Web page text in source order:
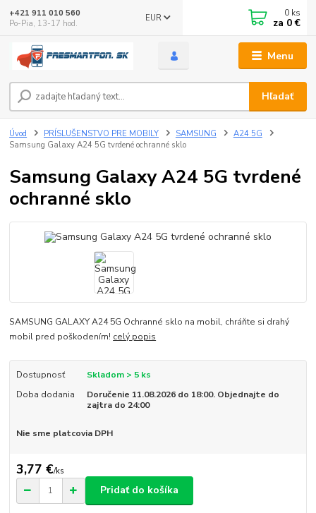
Menu
EUR
Hľadať
+421 911 010 560
Po-Pia, 13-17 hod.
0 ks
za 0 €
Úvod PRÍSLUŠENSTVO PRE MOBILY SAMSUNG
A24 5G
Samsung Galaxy A24 5G tvrdené ochranné sklo
Samsung Galaxy A24 5G tvrdené
ochranné sklo
SAMSUNG GALAXY A24 5G Ochranné sklo na mobil, chráňte si drahý
mobil pred poškodením! celý popis
Dostupnosť
Skladom > 5 ks
Doba dodania
Doručenie 11.08.2026 do 18:00. Objednajte do
zajtra do 24:00
Nie sme platcovia DPH
3,77 €/ks
Pridať do košíka